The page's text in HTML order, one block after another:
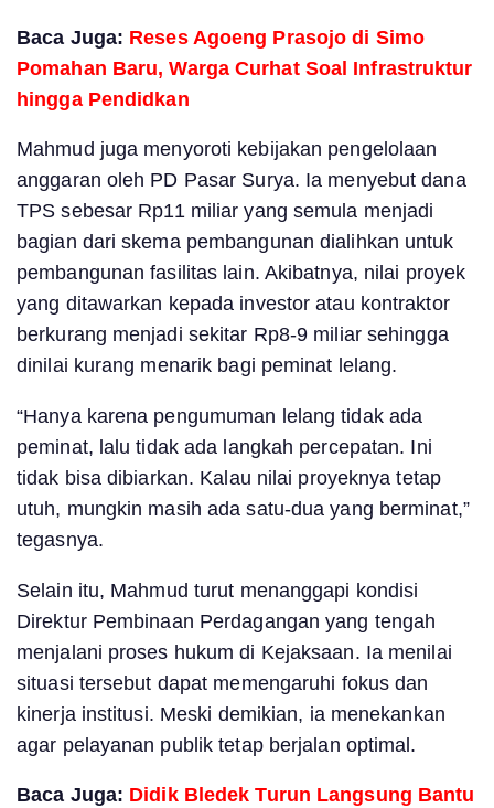
Baca Juga: Reses Agoeng Prasojo di Simo
Pomahan Baru, Warga Curhat Soal Infrastruktur
hingga Pendidkan
Mahmud juga menyoroti kebijakan pengelolaan
anggaran oleh PD Pasar Surya. Ia menyebut dana
TPS sebesar Rp11 miliar yang semula menjadi
bagian dari skema pembangunan dialihkan untuk
pembangunan fasilitas lain. Akibatnya, nilai proyek
yang ditawarkan kepada investor atau kontraktor
berkurang menjadi sekitar Rp8-9 miliar sehingga
dinilai kurang menarik bagi peminat lelang.
“Hanya karena pengumuman lelang tidak ada
peminat, lalu tidak ada langkah percepatan. Ini
tidak bisa dibiarkan. Kalau nilai proyeknya tetap
utuh, mungkin masih ada satu-dua yang berminat,”
tegasnya.
Selain itu, Mahmud turut menanggapi kondisi
Direktur Pembinaan Perdagangan yang tengah
menjalani proses hukum di Kejaksaan. Ia menilai
situasi tersebut dapat memengaruhi fokus dan
kinerja institusi. Meski demikian, ia menekankan
agar pelayanan publik tetap berjalan optimal.
Baca Juga: Didik Bledek Turun Langsung Bantu